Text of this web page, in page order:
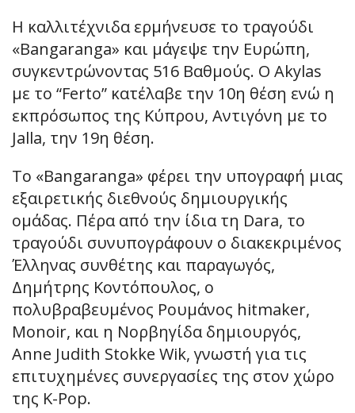
Η καλλιτέχνιδα ερμήνευσε το τραγούδι
«Bangaranga» και μάγεψε την Ευρώπη,
συγκεντρώνοντας 516 Βαθμούς. O Akylas
με το “Ferto” κατέλαβε την 10η θέση ενώ η
εκπρόσωπος της Κύπρου, Αντιγόνη με το
Jalla, την 19η θέση.
Το «Bangaranga» φέρει την υπογραφή μιας
εξαιρετικής διεθνούς δημιουργικής
ομάδας. Πέρα από την ίδια τη Dara, το
τραγούδι συνυπογράφουν ο διακεκριμένος
Έλληνας συνθέτης και παραγωγός,
Δημήτρης Κοντόπουλος, ο
πολυβραβευμένος Ρουμάνος hitmaker,
Monoir, και η Νορβηγίδα δημιουργός,
Anne Judith Stokke Wik, γνωστή για τις
επιτυχημένες συνεργασίες της στον χώρο
της K-Pop.